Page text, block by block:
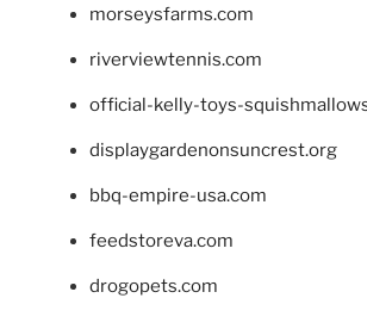
morseysfarms.com
riverviewtennis.com
official-kelly-toys-
displaygardenonsuncrest.org
bbq-empire-usa.com
feedstoreva.com
drogopets.com